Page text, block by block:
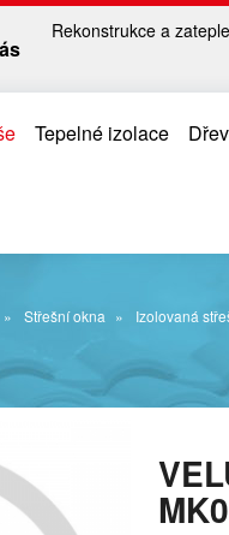
Rekonstrukce a
Tepelné izolace
Střešní okna Izolovaná